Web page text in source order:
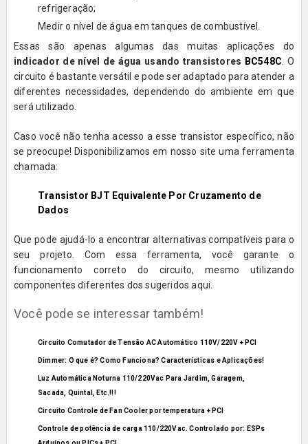
refrigeração;
Medir o nível de água em tanques de combustível.
Essas são apenas algumas das muitas aplicações do
indicador de nível de água usando transistores BC548C . O
circuito é bastante versátil e pode ser adaptado para atender a
diferentes necessidades, dependendo do ambiente em que
será utilizado.
Caso você não tenha acesso a esse transistor específico, não
se preocupe! Disponibilizamos em nosso site uma ferramenta
chamada:
Transistor BJT Equivalente Por Cruzamento de
Dados
Que pode ajudá-lo a encontrar alternativas compatíveis para o
seu projeto. Com essa ferramenta, você garante o
funcionamento correto do circuito, mesmo utilizando
componentes diferentes dos sugeridos aqui.
Você pode se interessar também!
Circuito Comutador de Tensão AC Automático 110V/220V + PCI
Dimmer: O que é? Como Funciona? Características e Aplicações!
Luz Automática Noturna 110/220Vac Para Jardim, Garagem,
Sacada, Quintal, Etc.!!!
Circuito Controle de Fan Cooler por temperatura + PCI
Controle de potência de carga 110/220Vac. Controlado por: ESPs